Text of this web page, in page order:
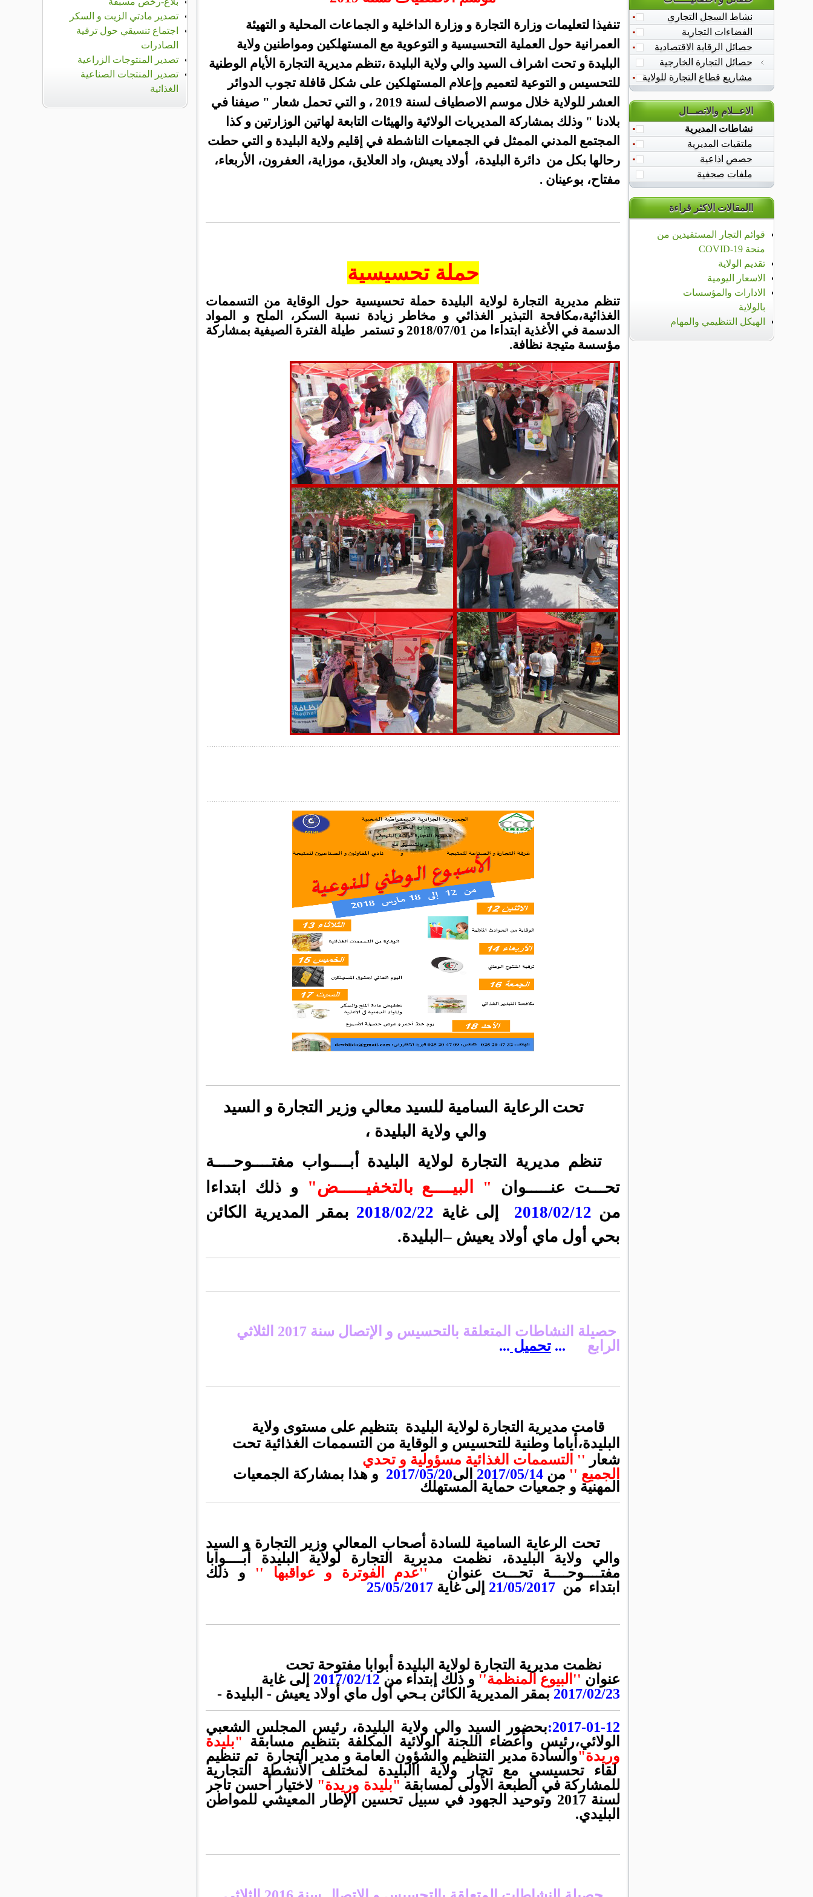
تنفيذا لتعليمات وزارة التجارة و وزارة الداخلية و الجماعات المحلية و التهيئة
العمرانية حول العملية التحسيسية و التوعوية مع المستهلكين ومواطنين ولاية
البليدة و تحت اشراف السيد والي ولاية البليدة ،تنظم مديرية التجارة الأيام الوطنية
للتحسيس و التوعية لتعميم وإعلام المستهلكين على شكل قافلة تجوب الدوائر
العشر للولاية خلال موسم الاصطياف لسنة 2019 ، و التي تحمل شعار " صيفنا في
بلادنا " وذلك بمشاركة المديريات الولائية والهيئات التابعة لهاتين الوزارتين و كذا
المجتمع المدني الممثل في الجمعيات الناشطة في إقليم ولاية البليدة و التي حطت
رحالها بكل من دائرة البليدة، أولاد يعيش، واد العلايق، موزاية، العفرون، الأربعاء،
مفتاح، بوعينان .
حملة تحسيسية
تنظم مديرية التجارة لولاية البليدة حملة تحسيسية حول الوقاية من التسممات
الغذائية،مكافحة التبذير الغذائي و مخاطر زيادة نسبة السكر، الملح و المواد
الدسمة في الأغذية ابتداءا من 2018/07/01 و تستمر طيلة الفترة الصيفية بمشاركة
مؤسسة متيجة نظافة.
تحت الرعاية السامية للسيد معالي وزير التجارة و السيد
والي ولاية البليدة ،
تنظم مديرية التجارة لولاية البليدة
أبــــواب مفتــــوحــــة
تحـــت عنـــــوان
" البيــــع بالتخفيـــــض" و ذلك
بتداءا
من 2018/02/12 إلى غاية 2018/02/22 بمقر المديرية الكائن
بحي أول ماي أولاد يعيش –البليدة.
حصيلة النشاطات المتعلقة بالتحسيس و الإتصال سنة 2017
الثلاثي
الرابع
... تحميل ...
قامت مديرية التجارة لولاية البليدة بتنظيم على مستوى ولاية
البليدة،أياما وطنية للتحسيس و الوقاية من التسممات الغذائية تحت
شعار '' التسممات الغذائية مسؤولية و تحدي
الجميع '' من الى2017/05/20 و هذا بمشاركة الجمعيات
المهنية و جمعيات حماية المستهلك
تحت الرعاية السامية للسادة أصحاب المعالي وزير التجارة و السيد
والي ولاية البليدة، نظمت مديرية التجارة لولاية البليدة أبــــوابا
مفتــــوحــــة تحـــت عنوان ''عدم الفوترة و عواقبها '' و ذلك
ابتداء من 21/05/2017 إلى غاية 25/05/2017
نظمت مديرية التجارة لولاية البليدة أبوابا مفتوحة تحت
عنوان '' البيوع المنظمة'' و ذلك إبتداء من 2017/02/12 إلى غاية
2017/02/23 بمقر المديرية الكائن بـحي أول ماي أولاد يعيش - البليدة -
2017-01-12: بحضور السيد والي ولاية البليدة، رئيس المجلس الشعبي
الولائي،رئيس وأعضاء اللجنة الولائية المكلفة بتنظيم مسابقة "بليدة
وريدة"والسادة مدير التنظيم والشؤون العامة و مدير التجارة تم تنظيم
لقاء تحسيسي مع تجار ولاية االبليدة لمختلف الأنشطة التجارية
للمشاركة في الطبعة الأولى لمسابقة "بليدة وريدة" لاختيار أحسن تاجر
لسنة 2017 وتوحيد الجهود في سبيل تحسين الإطار المعيشي للمواطن
البليدي.
تصدير مادتي الزيت و السكر
اجتماع تنسيقي حول ترقية
الصادرات
تصدير المنتوجات الزراعية
تصدير المنتجات الصناعية
الغذائية
نشاط السجل التجاري
الفضاءات التجارية
حصائل الرقابة الاقتصادية
حصائل التجارة الخارجية
الحصيلة الشهرية
الاستيراد
التصدير
مشاريع قطاع التجارة للولاية
الاعــلام والاتصــال
نشاطات المديرية
ملتقيات المديرية
حصص اذاعية
ملفات صحفية
االمقالات الاكثر قراءة
قوائم التجار المستفيدين من
منحة COVID-19
تقديم الولاية
الاسعار اليومية
الادارات والمؤسسات
بالولاية
الهيكل التنظيمي والمهام